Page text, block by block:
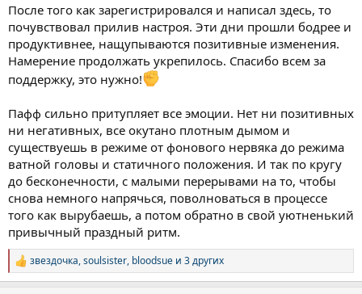
После того как зарегистрировался и написал здесь, то
почувствовал прилив настроя. Эти дни прошли бодрее и
продуктивнее, нащупываются позитивные изменения.
Намерение продолжать укрепилось. Спасибо всем за
поддержку, это нужно!
Пафф сильно притупляет все эмоции. Нет ни позитивных
ни негативных, все окутано плотным дымом и
существуешь в режиме от фонового нервяка до режима
ватной головы и статичного положения. И так по кругу
до бесконечности, с малыми перерывами на то, чтобы
снова немного напрячься, поволноваться в процессе
того как вырубаешь, а потом обратно в свой уютненький
привычный праздный ритм.
Р
е
звездочка,soulsister, bloodsue и 3 других